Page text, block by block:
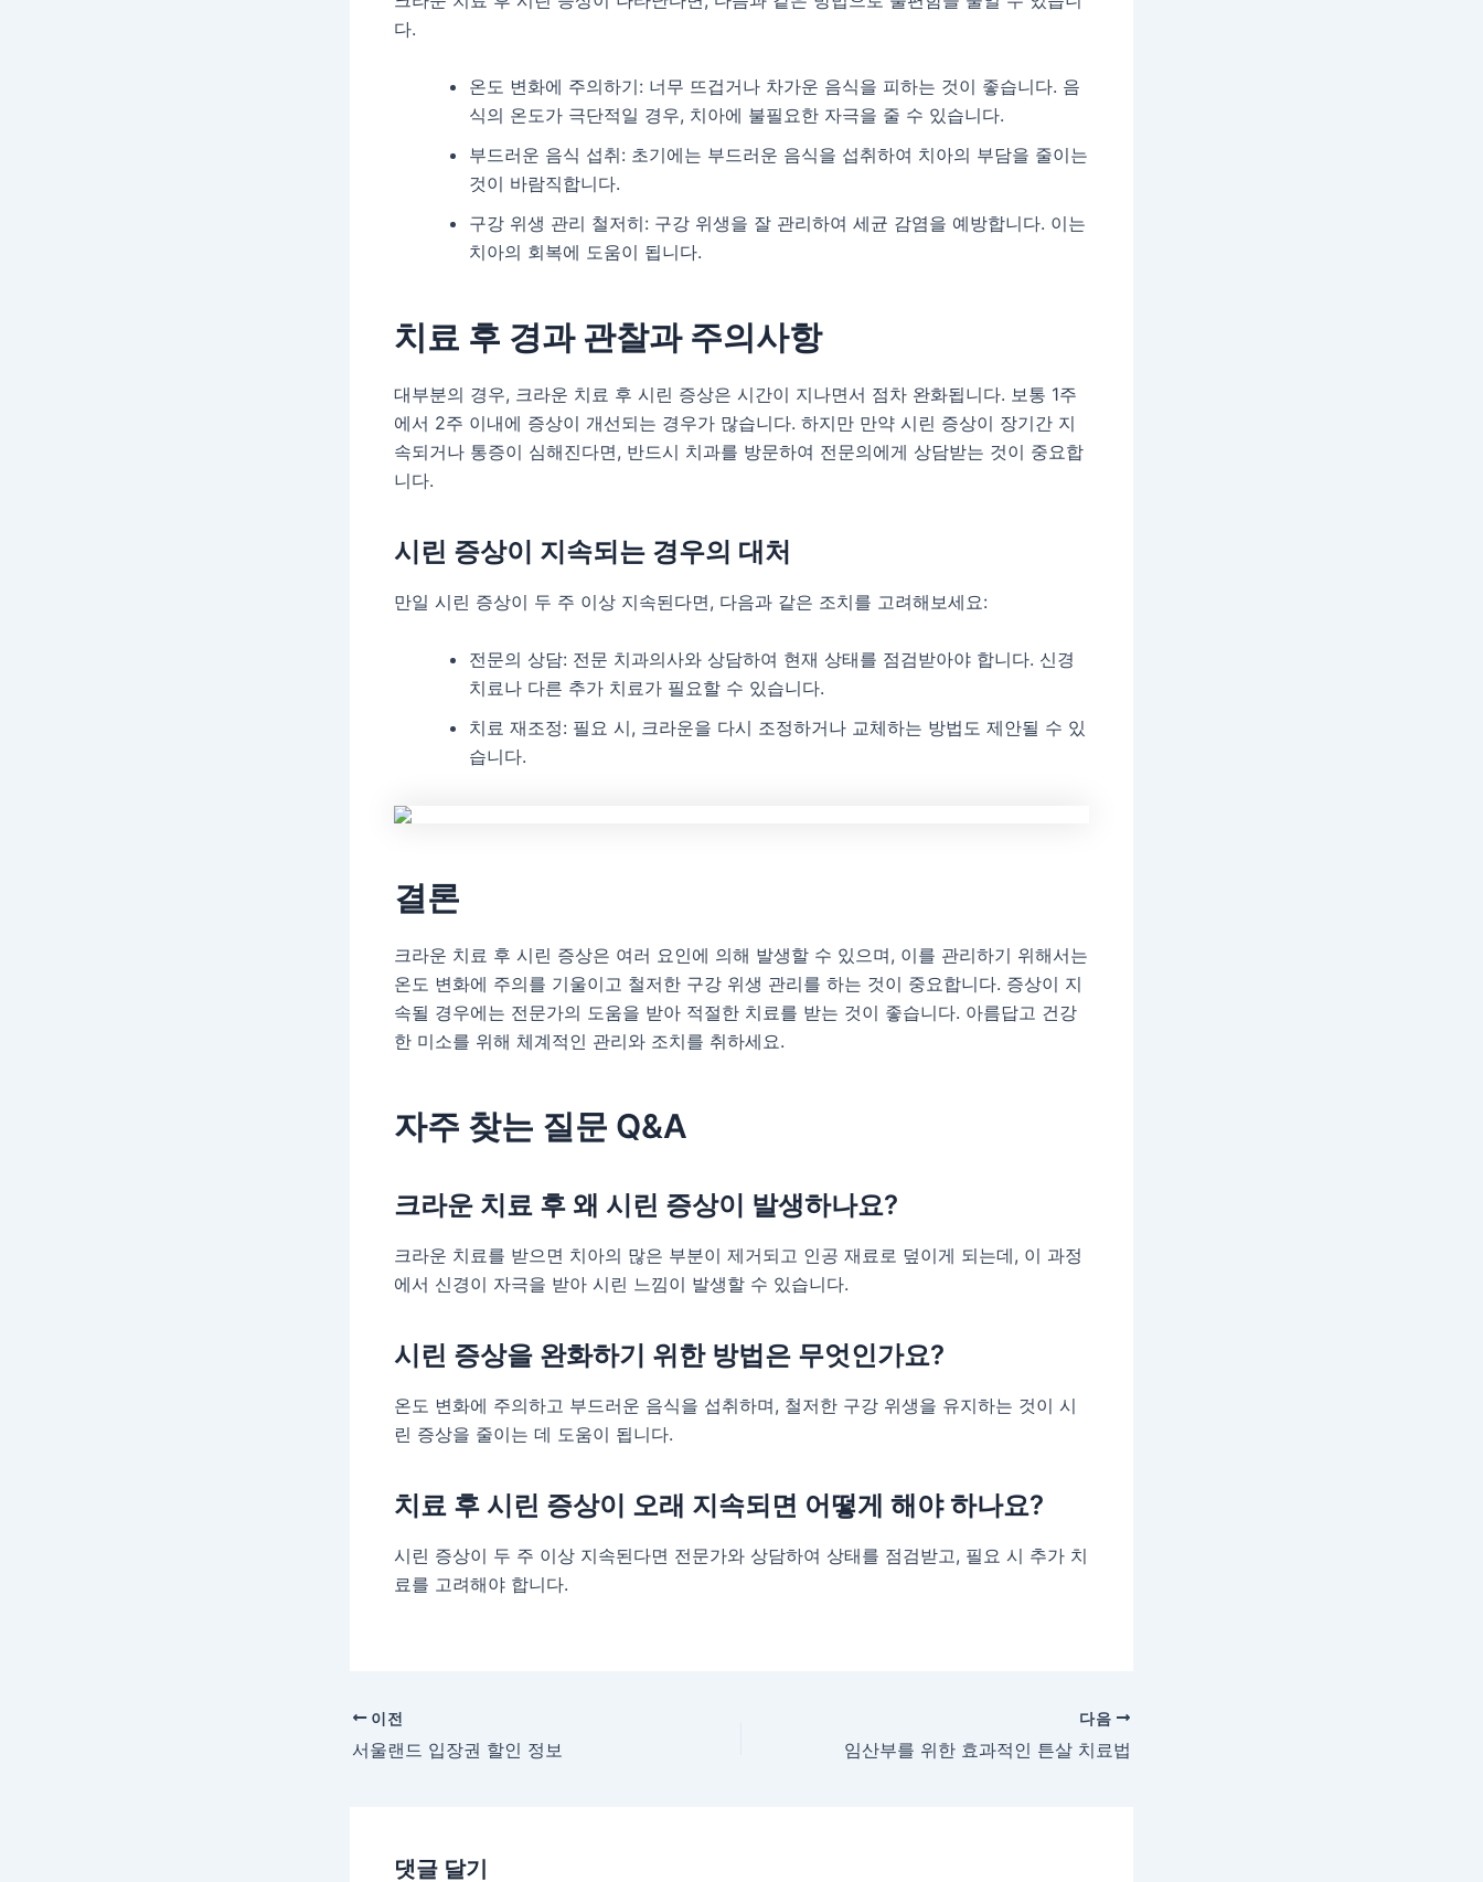
다.
온도 변화에 주의하기: 너무 뜨겁거나 차가운 음식을 피하는 것이 좋습니다. 음
식의 온도가 극단적일 경우, 치아에 불필요한 자극을 줄 수 있습니다.
부드러운 음식 섭취: 초기에는 부드러운 음식을 섭취하여 치아의 부담을 줄이는
것이 바람직합니다.
구강 위생 관리 철저히: 구강 위생을 잘 관리하여 세균 감염을 예방합니다. 이는
치아의 회복에 도움이 됩니다.
치료 후 경과 관찰과 주의사항
대부분의 경우, 크라운 치료 후 시린 증상은 시간이 지나면서 점차 완화됩니다. 보통 1주
에서 2주 이내에 증상이 개선되는 경우가 많습니다. 하지만 만약 시린 증상이 장기간 지
속되거나 통증이 심해진다면, 반드시 치과를 방문하여 전문의에게 상담받는 것이 중요합
니다.
시린 증상이 지속되는 경우의 대처
만일 시린 증상이 두 주 이상 지속된다면, 다음과 같은 조치를 고려해보세요:
전문의 상담: 전문 치과의사와 상담하여 현재 상태를 점검받아야 합니다. 신경
치료나 다른 추가 치료가 필요할 수 있습니다.
치료 재조정: 필요 시, 크라운을 다시 조정하거나 교체하는 방법도 제안될 수 있
습니다.
결론
크라운 치료 후 시린 증상은 여러 요인에 의해 발생할 수 있으며, 이를 관리하기 위해서는
온도 변화에 주의를 기울이고 철저한 구강 위생 관리를 하는 것이 중요합니다. 증상이 지
속될 경우에는 전문가의 도움을 받아 적절한 치료를 받는 것이 좋습니다. 아름답고 건강
한 미소를 위해 체계적인 관리와 조치를 취하세요.
자주 찾는 질문 Q&A
크라운 치료 후 왜 시린 증상이 발생하나요?
크라운 치료를 받으면 치아의 많은 부분이 제거되고 인공 재료로 덮이게 되는데, 이 과정
에서 신경이 자극을 받아 시린 느낌이 발생할 수 있습니다.
시린 증상을 완화하기 위한 방법은 무엇인가요?
온도 변화에 주의하고 부드러운 음식을 섭취하며, 철저한 구강 위생을 유지하는 것이 시
린 증상을 줄이는 데 도움이 됩니다.
치료 후 시린 증상이 오래 지속되면 어떻게 해야 하나요?
시린 증상이 두 주 이상 지속된다면 전문가와 상담하여 상태를 점검받고, 필요 시 추가 치
료를 고려해야 합니다.
포
스
이전
서울랜드 입장권 할인 정보
다음
임산부를 위한 효과적인 튼살 치료법
댓글 달기